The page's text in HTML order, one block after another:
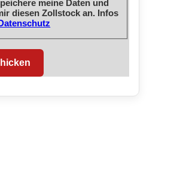
meine Daten und
diesen Zollstock an. Infos